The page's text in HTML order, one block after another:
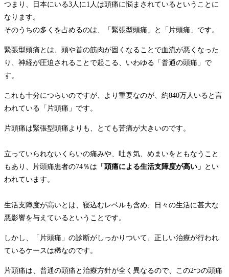
つまり、日本にいる3人に1人は頭痛に悩まされているということに
なります。
そのうちの多くを占めるのは、「緊張型頭痛」と「片頭痛」です。
緊張型頭痛とは、頭や首の筋肉が固くなることで血流が悪くなった
り、神経が圧迫されることで起こる、いわゆる「普通の頭痛」で
す。
これも十分につらいのですが、より重要なのが、約840万人いると言
われている「片頭痛」です。
片頭痛は緊張型頭痛よりも、とても苦痛が大きいのです。
立っていられないくらいの痛みや、吐き気、めまいをともなうこと
もあり、片頭痛患者の74％は 「頭痛による生活支障度が高い」 とい
われています。
生活支障度が高いとは、寝込むレベルも含め、日々の生活に甚大な
悪影響を与えているということです。
しかし、「片頭痛」の診断がしっかりついて、正しい治療が行われ
ているケースは稀なのです。
片頭痛は、普通の頭痛と治療方針が全く異なるので、この2つの頭痛